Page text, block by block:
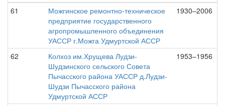
61
Можгинское ремонтно-техническое
предприятие государственного
агропромышленного объединения
УАССР г.Можга Удмуртской АССР
1930–2006
62
Колхоз им.Хрущева Лудзи-
Шудзинского сельского Совета
Пычасского района УАССР д.Лудзи-
Шудзи Пычасского района
Удмуртской АССР
1953–1956